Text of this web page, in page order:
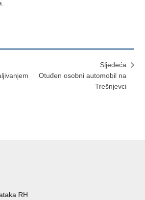
Sljedeća
Otuđen osobni automobil na
Trešnjevci
RH